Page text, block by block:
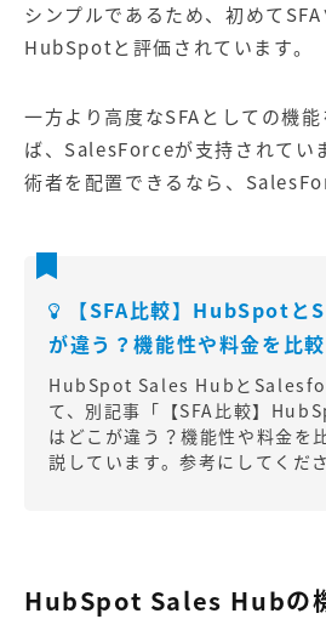
シンプルであるため、初めてSFA
HubSpotと評価されています。
一方より高度なSFAとしての機
ば、SalesForceが支持されてい
術者を配置できるなら、
【SFA比較】HubSpotと
が違う？機能性や料金を比較
HubSpot Sales Hubと
て、別記事「 【SFA比較】
はどこが違う？機能性や料金を
説しています。参考にしてくださ
HubSpot Sales Hubの